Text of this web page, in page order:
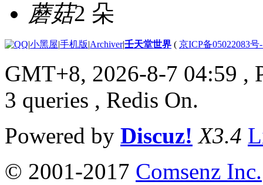
蘑菇2 朵
|小黑屋|手机版|Archiver|壬天堂世界 ( 京ICP备05022083号
GMT+8, 2026-8-7 04:59 ,
3 queries , Redis On.
Powered by Discuz! X3.4
© 2001-2017 Comsenz Inc.